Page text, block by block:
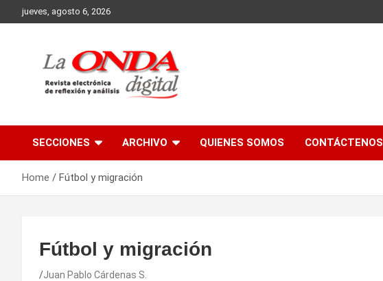
to
jueves, agosto 6, 2026
SECCIONES ARCHIVO QUIENES SOMOS CONTÁCTENOS
Home Fútbol y migración
Fútbol y migración
Juan Pablo Cárdenas S.